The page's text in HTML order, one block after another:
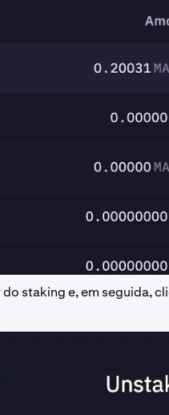
staking e, em seguida,